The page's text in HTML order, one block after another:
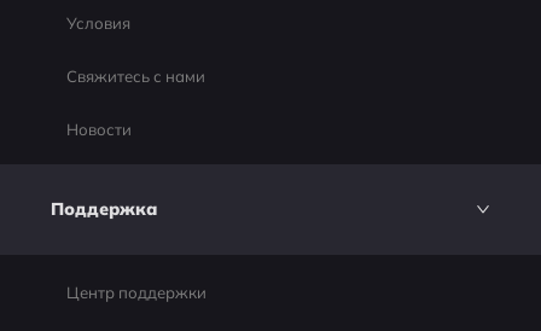
Условия
Свяжитесь с нами
Новости
Поддержка
Центр поддержки